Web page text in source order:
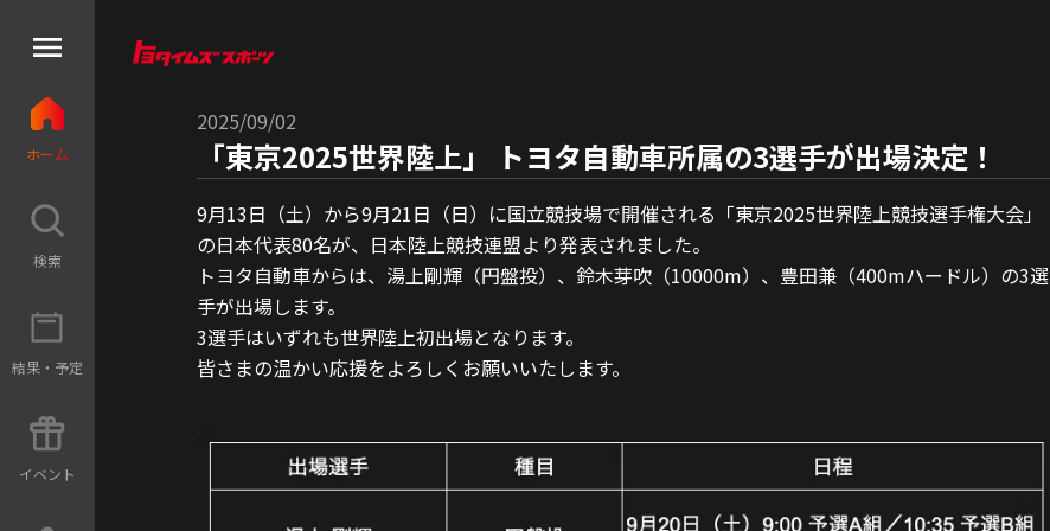
ホーム
検索
結果 ・ 予定
イベン ト
2025/09/02
「東京2025世界陸上」 トヨタ自動車所属の3選手が出場決定！
9月13日（土）から9月21日（日）に国立競技場で開催される「東京2025世界陸上競技選手権大会」
の日本代表80名が、日本陸上競技連盟より発表されました。
トヨタ自動車からは、湯上剛輝（円盤投）、鈴木芽吹（10000m）、豊田兼（400mハードル）の3選
手が出場します。
3選手はいずれも世界陸上初出場となります。
皆さまの温かい応援をよろしくお願いいたします。